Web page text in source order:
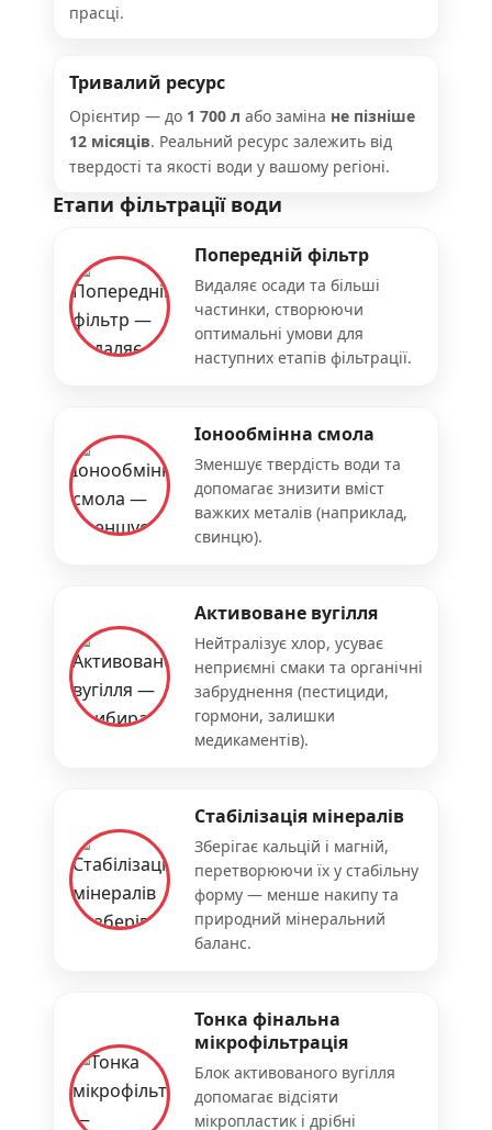
прасці.
Тривалий ресурс
Орієнтир — до 1 700 л або заміна не пізніше
12 місяців. Реальний ресурс залежить від
твердості та якості води у вашому регіоні.
Етапи фільтрації води
Попередній фільтр
Видаляє осади та більші
частинки, створюючи
оптимальні умови для
наступних етапів фільтрації.
Іонообмінна смола
Зменшує твердість води та
допомагає знизити вміст
важких металів (наприклад,
свинцю).
Активоване вугілля
Нейтралізує хлор, усуває
неприємні смаки та органічні
забруднення (пестициди,
гормони, залишки
медикаментів).
Стабілізація мінералів
Зберігає кальцій і магній,
перетворюючи їх у стабільну
форму — менше накипу та
природний мінеральний
баланс.
Тонка фінальна
мікрофільтрація
Блок активованого вугілля
допомагає відсіяти
мікропластик і дрібні